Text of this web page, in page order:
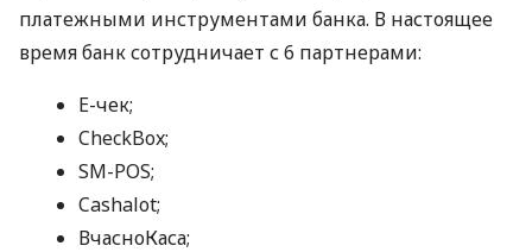
платежными инструментами банка. В настоящее
время банк сотрудничает с 6 партнерами:
E-чек;
CheckBox;
SM-POS;
Cashalot;
ВчасноКаса;